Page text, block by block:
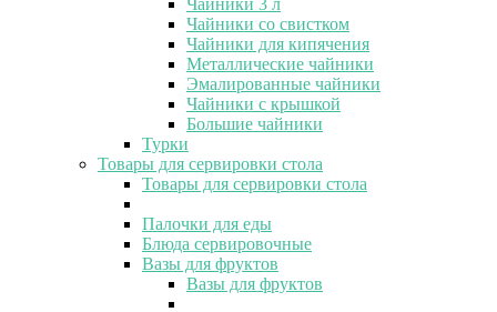
Чайники со свистком
Чайники для кипячения
Металлические чайники
Эмалированные чайники
Чайники с крышкой
Большие чайники
Турки
Товары для сервировки стола
Товары для сервировки стола
Палочки для еды
Блюда сервировочные
Вазы для фруктов
Вазы для фруктов